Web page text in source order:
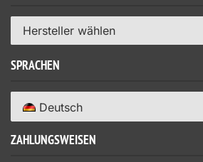
Hersteller wählen
SPRACHEN
Deutsch
ZAHLUNGSWEISEN